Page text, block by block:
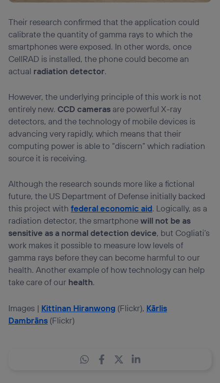
Their research confirmed that the application could
calibrate the quantity of gamma rays to which the
smartphones were exposed. In other words, once
CellRAD is installed, the phone could become an
actual radiation detector.
However, the underlying principle of this work is not
entirely new. CCD cameras are powerful X-ray
detectors, and the technology of mobile devices is
advancing very rapidly, which means that their
computing power is able to “discern” which radiation
source it is receiving.
Although the research sounds more like a fictional
future, the US Department of Defense initially backed
this project withfederal economic aid. Logically, as a
radiation detector, the smartphonewill not be as
sensitive as a normal detection device, but Cogliati’s
work makes it possible to measure low levels of
gamma rays before they can become harmful to our
health. Another example of how technology can help
take care of our health.
Images | Kittinan Hiranwong (Flickr), Kārlis
Dambrāns (Flickr)